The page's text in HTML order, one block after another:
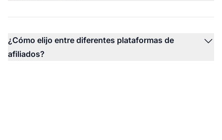
¿Cómo elijo entre diferentes plataformas de
afiliados?